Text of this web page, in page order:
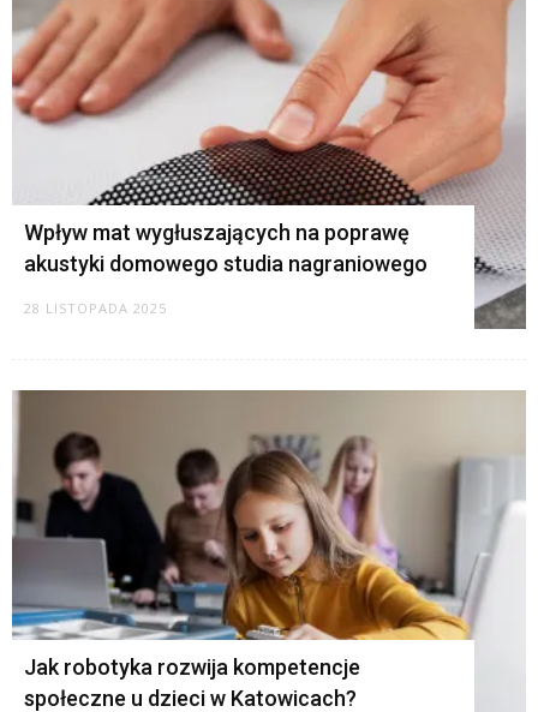
Wpływ mat wygłuszających na poprawę
akustyki domowego studia nagraniowego
28 LISTOPADA 2025
Jak robotyka rozwija kompetencje
społeczne u dzieci w Katowicach?